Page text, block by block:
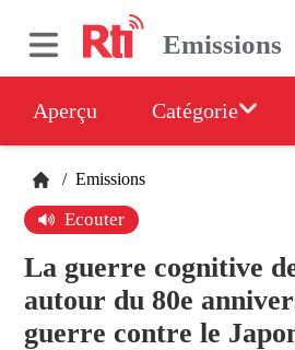
Emissions
Aperçu Catégorie
/ Emissions
Ecouter
La guerre cognitive
autour du 80e
guerre contre le